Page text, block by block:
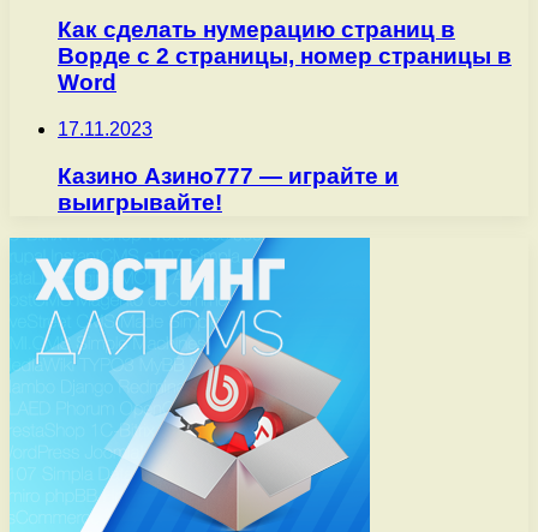
Как сделать нумерацию страниц в
Ворде с 2 страницы, номер страницы в
Word
17.11.2023
Казино Азино777 — играйте и
выигрывайте!